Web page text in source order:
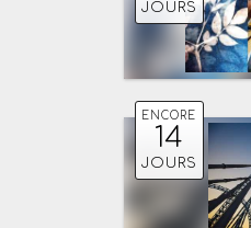
JOURS
ENCORE
14
JOURS